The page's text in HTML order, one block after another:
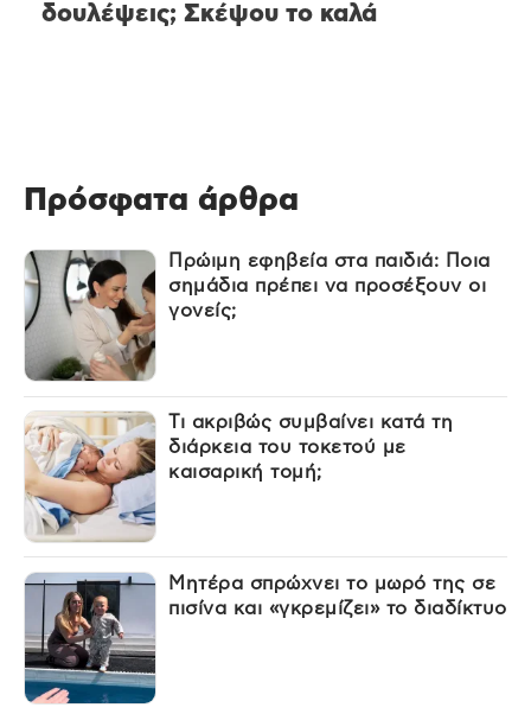
δουλέψεις; Σκέψου το καλά
Πρόσφατα άρθρα
Πρώιμη εφηβεία στα παιδιά: Ποια
σημάδια πρέπει να προσέξουν οι
γονείς;
Τι ακριβώς συμβαίνει κατά τη
διάρκεια του τοκετού με
καισαρική τομή;
Μητέρα σπρώχνει το μωρό της σε
πισίνα και «γκρεμίζει» το διαδίκτυο